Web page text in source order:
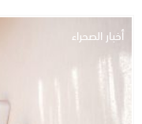
أخبار الصحراء